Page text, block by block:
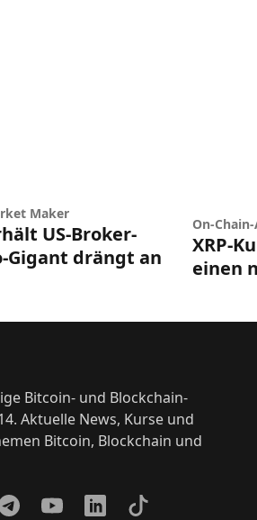
Maker
US-Broker-
Gigant drängt an
On-
XRP-
einen
Bitcoin- und Blockchain-
Aktuelle News, Kurse und
Bitcoin, Blockchain und
YouTubeLinkedInTikTok